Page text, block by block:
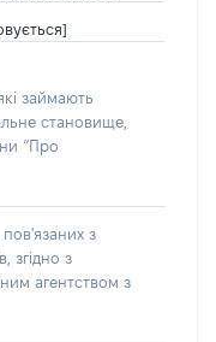
займають
становище,
“Про
з
згідно з
агентством з